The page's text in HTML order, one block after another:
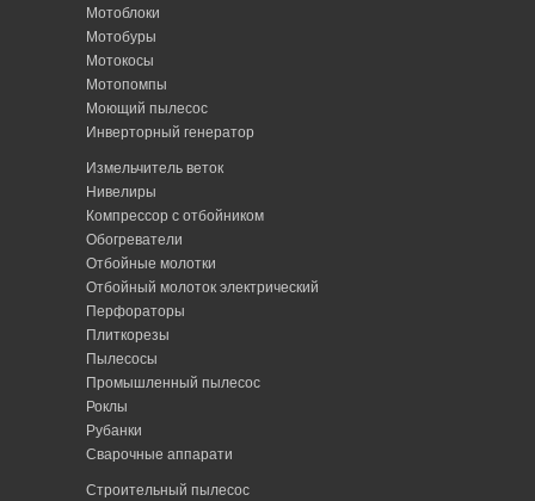
Мотоблоки
Мотобуры
Мотокосы
Мотопомпы
Моющий пылесос
Инверторный генератор
Измельчитель веток
Нивелиры
Компрессор с отбойником
Обогреватели
Отбойные молотки
Отбойный молоток электрический
Перфораторы
Плиткорезы
Пылесосы
Промышленный пылесос
Роклы
Рубанки
Сварочные аппарати
Строительный пылесос